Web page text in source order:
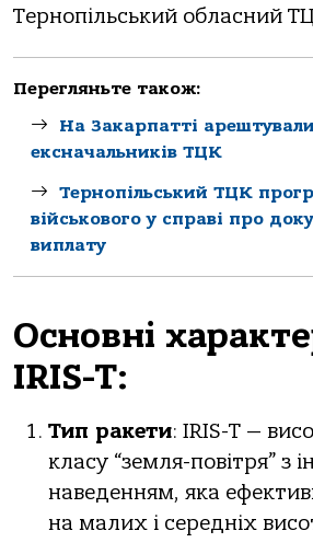
Тернопільський обласний
Перегляньте також:
На Закарпатті
ексначальників ТЦК
Тернопільський ТЦК
військового у справі про
виплату
Основні
IRIS-T:
Тип ракети: IRIS-T —
класу “земля-повітря” з
наведенням, яка
на малих і середніх